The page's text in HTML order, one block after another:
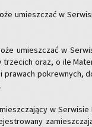
umiesz­czać w
umiesz­czać w
oraz, o ile
pra­wach po­krew­nych,
w